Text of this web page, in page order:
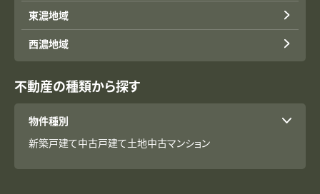
東濃地域
西濃地域
不動産の種類から探す
物件種別
新築戸建て中古戸建て土地中古マンション